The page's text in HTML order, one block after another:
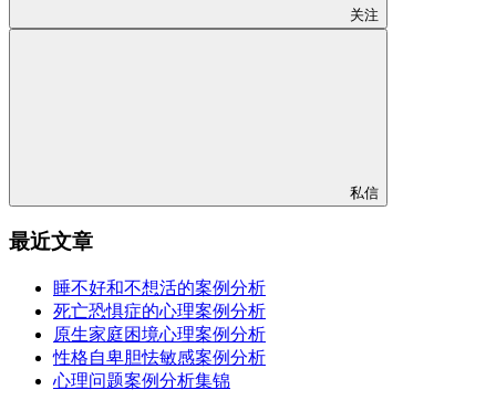
关注
私信
最近文章
睡不好和不想活的案例分析
死亡恐惧症的心理案例分析
原生家庭困境心理案例分析
性格自卑胆怯敏感案例分析
心理问题案例分析集锦